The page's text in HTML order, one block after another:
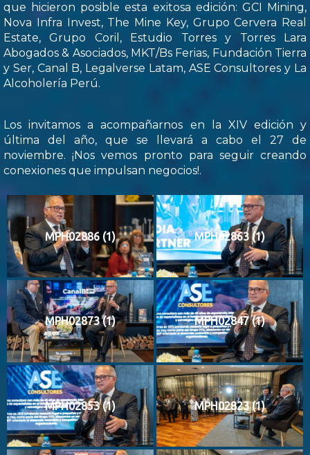
que hicieron posible esta exitosa edición: GCI Mining,
Nova Infra Invest, The Mine Key, Grupo Cervera Real
Estate, Grupo Coril, Estudio Torres y Torres Lara
Abogados & Asociados, MKT/Bs Ferias, Fundación Tierra
y Ser, Canal B, Legalverse Latam, ASE Consultores y La
Alcoholería Perú.
Los invitamos a acompañarnos en la XIV edición y
última del año, que se llevará a cabo el 27 de
noviembre. ¡Nos vemos pronto para seguir creando
conexiones que impulsan negocios!.
MPH02886 (1) MPH02863 (1)
MPH02873 (1) MPH02847 (1)
MPH02853 (1) MPH02823 (1)